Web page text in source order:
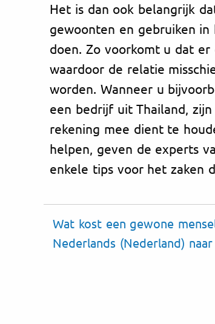
Het is dan ook belangrijk
gewoonten en gebruiken
doen. Zo voorkomt u dat
waardoor de relatie
worden. Wanneer u
een bedrijf uit Thailand,
rekening mee dient te
helpen, geven de experts
enkele tips voor het zaken
Wat kost een gewone
Nederlands (Nederland)